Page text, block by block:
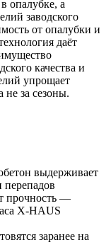
опалубке, а
заводского
от опалубки и
даёт
качества и
упрощает
не за сезоны.
выдерживает
перепадов
прочность —
X-HAUS
заранее на